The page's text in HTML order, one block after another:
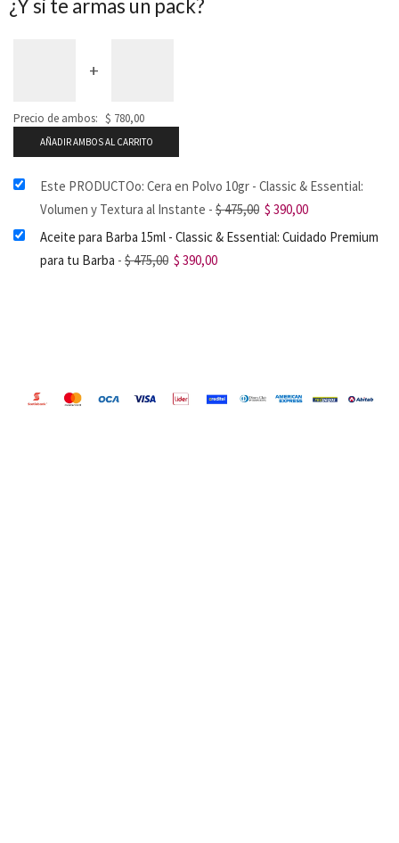
¿Y si te armas un pack?
+
Precio de ambos: $ 780,00
AÑADIR AMBOS AL CARRITO
Este PRODUCTOo: Cera en Polvo 10gr - Classic & Essential:
Volumen y Textura al Instante - $475,00 $ 390,00
Aceite para Barba 15ml - Classic & Essential: Cuidado Premium
para tu Barba - $475,00 $ 390,00